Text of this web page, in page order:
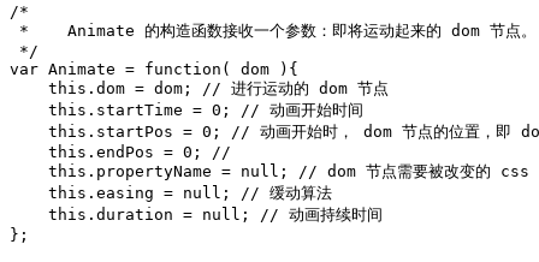
/*
*    Animate 的构造函数接收一个参数：即将运动起来的 dom 节点。
*/
var Animate = function( dom ){
    this.dom = dom; // 进行运动的 dom 节点
    this.startTime = 0; // 动画开始时间
this.startPos = 0; // 动画开始时， dom 节点的位置，即
    this.endPos = 0; //
this.propertyName = null; // dom 节点需要被改变的 css
    this.easing = null; // 缓动算法
    this.duration = null; // 动画持续时间